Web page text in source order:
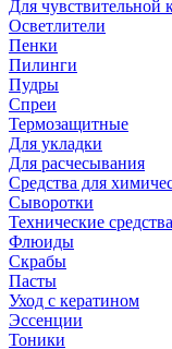
Для чувствительной
Осветлители
Пенки
Пилинги
Пудры
Спреи
Термозащитные
Для укладки
Для расчесывания
Средства для
Сыворотки
Технические средства
Флюиды
Скрабы
Пасты
Уход с кератином
Эссенции
Тоники